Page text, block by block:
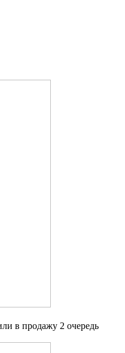
в продажу 2 очередь